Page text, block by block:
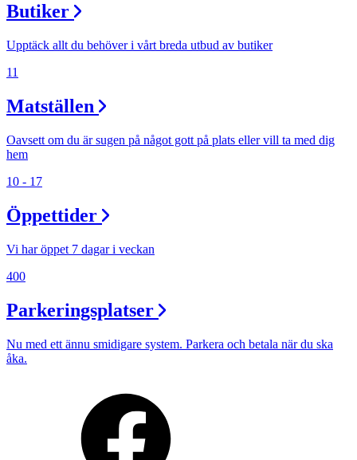
Butiker
Upptäck allt du behöver i vårt breda utbud av butiker
11
Matställen
Oavsett om du är sugen på något gott på plats eller vill ta med dig
hem
10 - 17
Öppettider
Vi har öppet 7 dagar i veckan
400
Parkeringsplatser
Nu med ett ännu smidigare system. Parkera och betala när du ska
åka.